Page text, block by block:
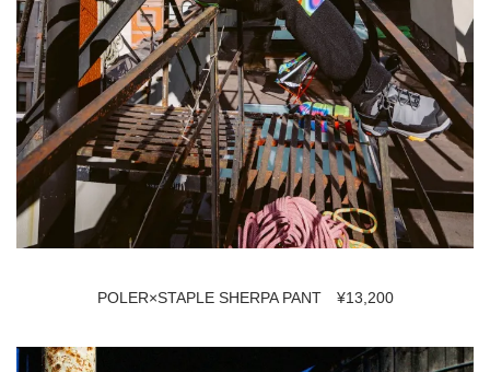
POLER×STAPLE SHERPA PANT ¥13,200